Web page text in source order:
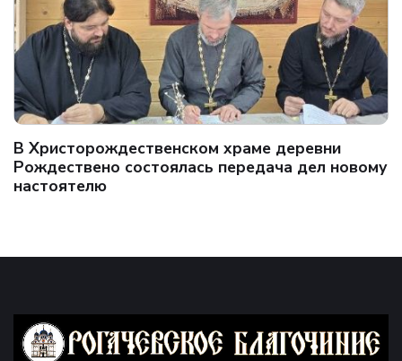
В Христорождественском храме деревни
Рождествено состоялась передача дел новому
настоятелю